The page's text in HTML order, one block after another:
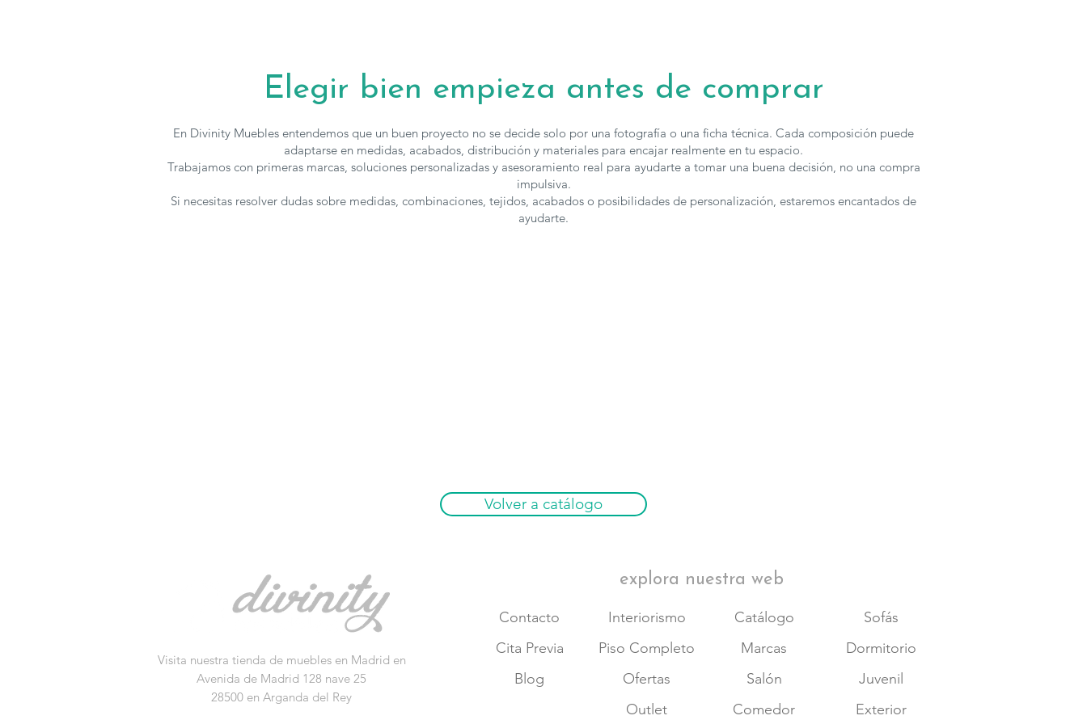
Elegir bien empieza antes de comprar
En Divinity Muebles entendemos que un buen proyecto no se decide solo por una fotografía o una ficha técnica. Cada composición puede
adaptarse en medidas, acabados, distribución y materiales para encajar realmente en tu espacio.
Trabajamos con primeras marcas, soluciones personalizadas y asesoramiento real para ayudarte a tomar una buena decisión, no una compra
impulsiva.
Si necesitas resolver dudas sobre medidas, combinaciones, tejidos, acabados o posibilidades de personalización, estaremos encantados de
ayudarte.
Volver a catálogo
Visita nuestra tienda de muebles en Madrid en
Avenida de Madrid 128 nave 25
28500 en Arganda del Rey
Contacto
Cita Previa
Blog
Interiorismo
Piso Completo
Ofertas
Outlet
Catálogo
Marcas
Salón
Comedor
explora nuestra web
Sofás
Dormitorio
Juvenil
Exterior